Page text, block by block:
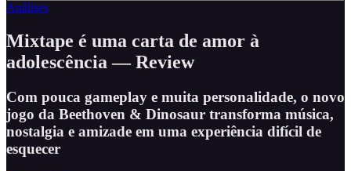
Análises
Mixtape é uma carta de amor à
adolescência — Review
Com pouca gameplay e muita personalidade, o novo
jogo da Beethoven & Dinosaur transforma música,
nostalgia e amizade em uma experiência difícil de
esquecer